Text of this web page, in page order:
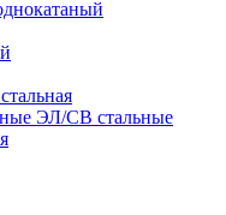
ЭЛ/СВ стальные